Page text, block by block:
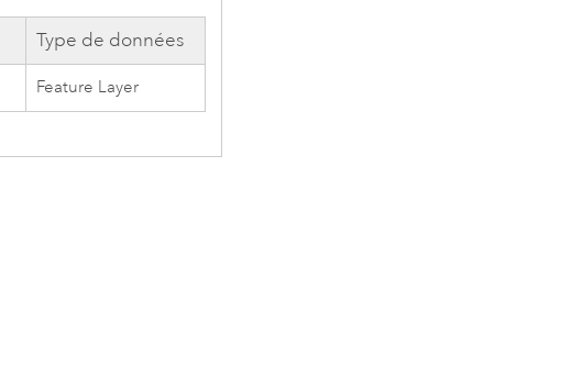
Type de données
Feature Layer